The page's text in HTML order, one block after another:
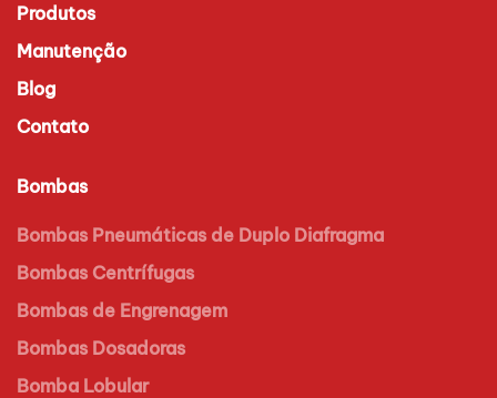
Produtos
Manutenção
Blog
Contato
Bombas
Bombas Pneumáticas de Duplo Diafragma
Bombas Centrífugas
Bombas de Engrenagem
Bombas Dosadoras
Bomba Lobular